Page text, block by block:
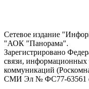
Сетевое издание
"АОК "Панорама".
Зарегистрировано
связи, информационных
коммуникаций
СМИ Эл № ФС77-63561